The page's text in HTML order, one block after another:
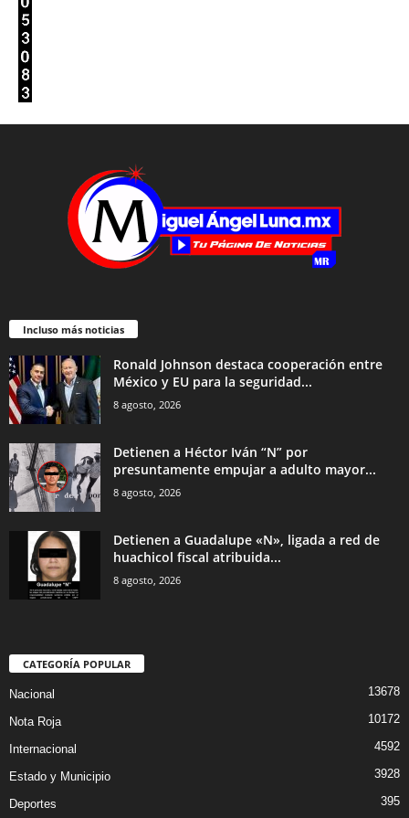
Incluso más noticias
Ronald Johnson destaca cooperación entre
México y EU para la seguridad...
8 agosto, 2026
Detienen a Héctor Iván “N” por
presuntamente empujar a adulto mayor...
8 agosto, 2026
Detienen a Guadalupe «N», ligada a red de
huachicol fiscal atribuida...
8 agosto, 2026
CATEGORÍA POPULAR
Nacional 13678
Nota Roja 10172
Internacional 4592
Estado y Municipio 3928
Deportes 395